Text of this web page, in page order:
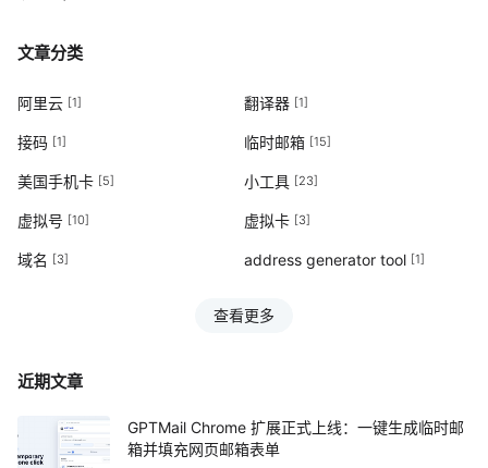
文章分类
阿里云 [1] 翻译器 [1]
接码 [1] 临时邮箱 [15]
美国手机卡 [5] 小工具 [23]
虚拟号 [10] 虚拟卡 [3]
域名 [3] address generator tool [1]
查看更多
近期文章
GPTMail Chrome 扩展正式上线：一键生成临时邮
箱并填充网页邮箱表单